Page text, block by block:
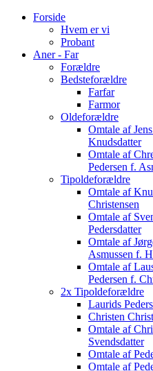
Forside
Hvem er vi
Probant
Aner - Far
Forældre
Bedsteforældre
Farfar
Farmor
Oldeforældre
Omtale af
Knudsdatter
Omtale af
Pedersen f.
Tipoldeforældre
Omtale af
Christensen
Omtale af
Pedersdatter
Omtale af
Asmussen f.
Omtale af
Pedersen f.
2x Tipoldeforældre
Laurids
Christen
Omtale af
Svendsdatter
Omtale af
Omtale af